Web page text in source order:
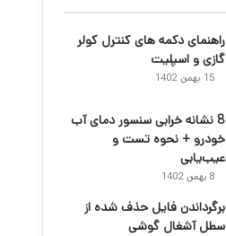
راهنمای دکمه های کنترل کولر
گازی و اسپلیت
15 بهمن 1402
8 نشانه خرابی سنسور دمای آب
خودرو + نحوه تست و
عیب‌یابی
8 بهمن 1402
برگرداندن فایل حذف شده از
سطل آشغال گوشی